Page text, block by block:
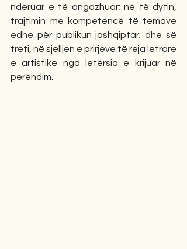
nderuar e të angazhuar; në të dytin,
trajtimin me kompetencë të temave
edhe për publikun joshqiptar; dhe së
treti, në sjelljen e prirjeve të reja letrare
e artistike nga letërsia e krijuar në
perëndim.